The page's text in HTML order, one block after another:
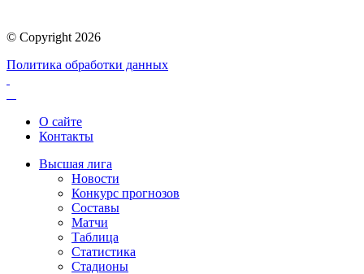
© Copyright 2026
Политика обработки данных
О сайте
Контакты
Высшая лига
Новости
Конкурс прогнозов
Составы
Матчи
Таблица
Статистика
Стадионы